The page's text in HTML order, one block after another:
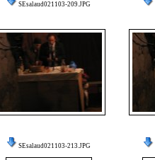
SEsalaud021103-209.JPG
SEsalaud021103-213.JPG